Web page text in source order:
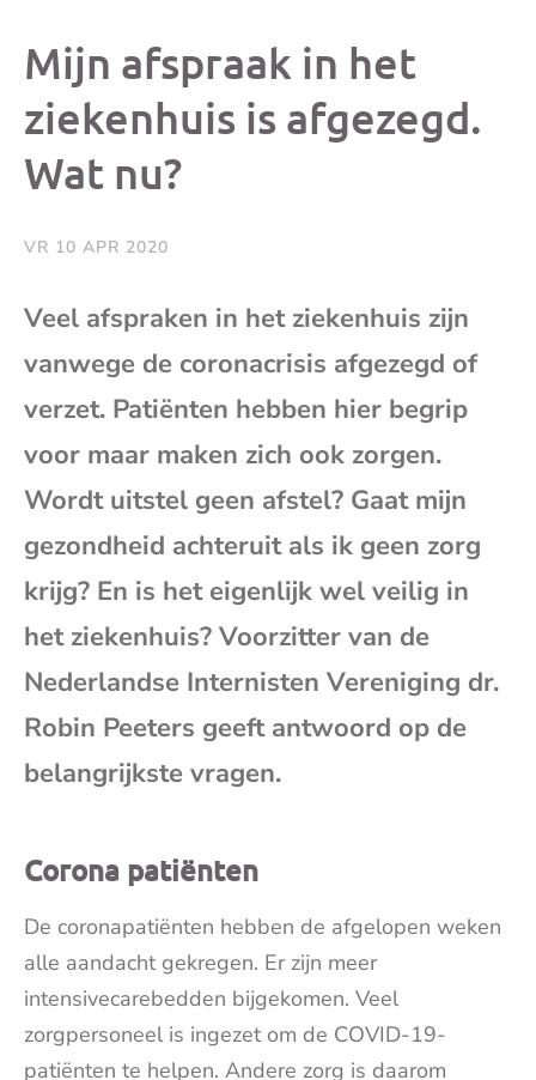
bericht
Mijn afspraak in het
ziekenhuis is afgezegd.
Wat nu?
VR 10 APR 2020
Veel afspraken in het ziekenhuis zijn
vanwege de coronacrisis afgezegd of
verzet. Patiënten hebben hier begrip
voor maar maken zich ook zorgen.
Wordt uitstel geen afstel? Gaat mijn
gezondheid achteruit als ik geen zorg
krijg? En is het eigenlijk wel veilig in
het ziekenhuis? Voorzitter van de
Nederlandse Internisten Vereniging dr.
Robin Peeters geeft antwoord op de
belangrijkste vragen.
Corona patiënten
De coronapatiënten hebben de afgelopen weken
alle aandacht gekregen. Er zijn meer
intensivecarebedden bijgekomen. Veel
zorgpersoneel is ingezet om de COVID-19-
patiënten te helpen. Andere zorg is daarom